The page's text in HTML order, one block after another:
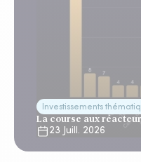
Investissements
La course aux
23 Juill. 2026